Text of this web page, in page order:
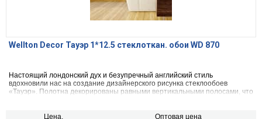
Wellton Decor Тауэр 1*12.5 стеклоткан. обои WD 870
Настоящий лондонский дух и безупречный английский стиль
вдохновили нас на создание дизайнерского рисунка стеклообоев
«Тауэр». Полотна декорированы равными вертикальными полосами, что
Цена, Оптовая цена